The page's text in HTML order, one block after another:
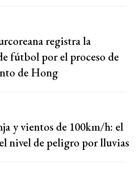
registra la
fútbol por el proceso de
de Hong
y vientos de 100km/h: el
nivel de peligro por lluvias